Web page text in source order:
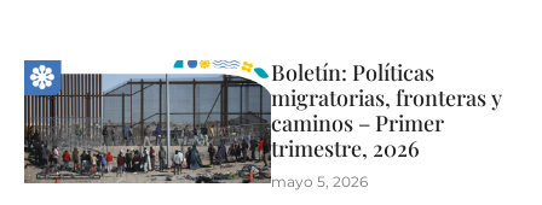
Boletín: Políticas
migratorias, fronteras y
caminos – Primer
trimestre, 2026
mayo 5, 2026